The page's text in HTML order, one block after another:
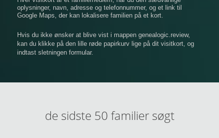
oplysninger, navn, adresse og telefonnummer, og et link til
Google Maps, der kan lokalisere familien på et kort.
Hvis du ikke ønsker at blive vist i mappen genealogic.review,
kan du klikke på den lille røde papirkurv lige på dit visitkort, og
indtast sletningen formular.
de sidste 50 familier søgt